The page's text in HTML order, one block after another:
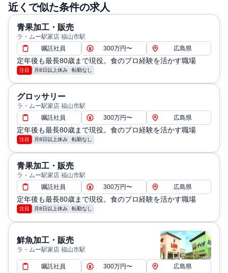
近くで似た条件の求人
青果加工・販売
ラ・ムー駅家店 福山市駅
嘱託社員
300万円〜 広島県
定年後も最長80歳まで現役。食のプロ経験を活かす職場
注目 月8日以上休み 転勤なし
グロッサリー
ラ・ムー駅家店 福山市駅
嘱託社員
300万円〜 広島県
定年後も最長80歳まで現役。食のプロ経験を活かす職場
注目 月8日以上休み 転勤なし
青果加工・販売
ラ・ムー駅家店 福山市駅
嘱託社員
300万円〜 広島県
定年後も最長80歳まで現役。食のプロ経験を活かす職場
注目 月8日以上休み 転勤なし
鮮魚加工・販売
ラ・ムー駅家店 福山市駅
嘱託社員 300万円〜 広島県